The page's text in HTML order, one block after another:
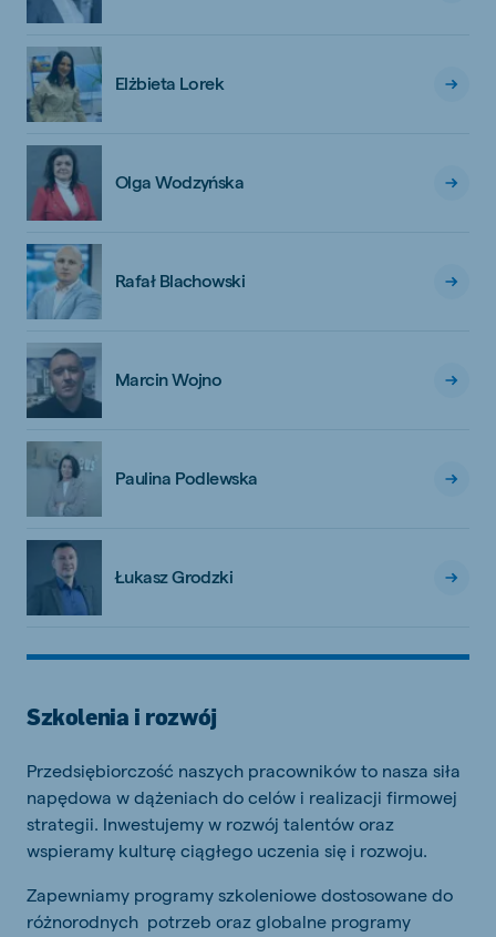
Elżbieta Lorek
Olga Wodzyńska
Rafał Blachowski
Marcin Wojno
Paulina Podlewska
Łukasz Grodzki
Szkolenia i rozwój
Przedsiębiorczość naszych pracowników to nasza siła
napędowa w dążeniach do celów i realizacji firmowej
strategii. Inwestujemy w rozwój talentów oraz
wspieramy kulturę ciągłego uczenia się i rozwoju.
Zapewniamy programy szkoleniowe dostosowane do
różnorodnych potrzeb oraz globalne programy